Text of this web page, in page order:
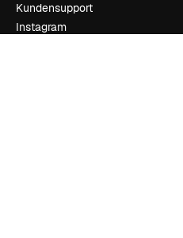
Kundensupport
Instagram